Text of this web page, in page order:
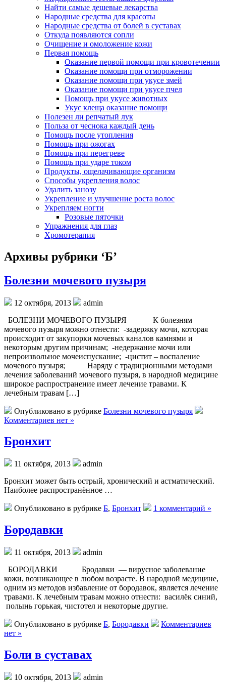
Найти самые дешевые лекарства
Народные средства для красоты
Народные средства от болей в суставах
Откуда появляются сопли
Очищение и омоложение кожи
Первая помощь
Оказание первой помощи при кровотечении
Оказание помощи при отморожении
Оказание помощи при укусе змей
Оказание помощи при укусе пчел
Помощь при укусе животных
Укус клеща оказание помощи
Полезен ли репчатый лук
Польза от чеснока каждый день
Помощь после утопления
Помощь при ожогах
Помощь при перегреве
Помощь при ударе током
Продукты, ощелачивающие организм
Способы укрепления волос
Удалить занозу
Укрепление и улучшение роста волос
Укрепляем ногти
Розовые пяточки
Упражнения для глаз
Хромотерапия
Архивы рубрики ‘Б’
Болезни мочевого пузыря
12 октября, 2013
admin
БОЛЕЗНИ МОЧЕВОГО ПУЗЫРЯ К болезням
мочевого пузыря можно отнести: -задержку мочи, которая
происходит от закупорки мочевых каналов камнями и
некоторым другим причинам; -недержание мочи или
непроизвольное мочеиспускание; -цистит – воспаление
мочевого пузыря; Наряду с традиционными методами
лечения заболеваний мочевого пузыря, в народной медицине
широкое распространение имеет лечение травами. К
лечебным травам […]
Опубликовано в рубрике Болезни мочевого пузыря
Комментариев нет »
Бронхит
11 октября, 2013
admin
Бронхит может быть острый, хронический и астматический.
Наиболее распространённое …
Опубликовано в рубрике Б, Бронхит 1 комментарий »
Бородавки
11 октября, 2013
admin
БОРОДАВКИ Бродавки — вирусное заболевание
кожи, возникающее в любом возрасте. В народной медицине,
одним из методов избавление от бородавок, является лечение
травами. К лечебным травам можно отнести: василёк синий,
полынь горькая, чистотел и некоторые другие.
Опубликовано в рубрике Б, Бородавки
Комментариев
нет »
Боли в суставах
10 октября, 2013
admin